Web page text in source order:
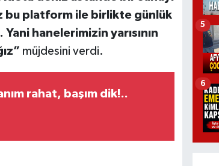
bu platform ile birlikte günlük
hanelerimizin yarısının
müjdesini verdi.
rahat, başım dik!..
5
6